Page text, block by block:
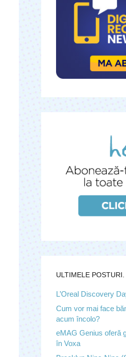
ULTIMELE POSTURI.
L’Oreal Discovery
Cum vor mai face
acum încolo?
eMAG Genius oferă
în Voxa